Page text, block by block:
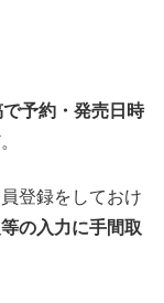
予約・発売日時
登録をしておけ
の入力に手間取